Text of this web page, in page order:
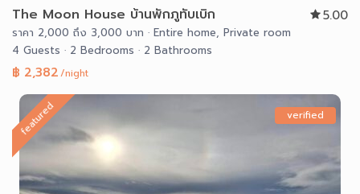
The Moon House บ้านพักภูทับเบิก 5.00
ราคา 2,000 ถึง 3,000 บาท · Entire home,Private room
4 Guests· 2 Bedrooms· 2 Bathrooms
฿ 2,382/night
featured verified